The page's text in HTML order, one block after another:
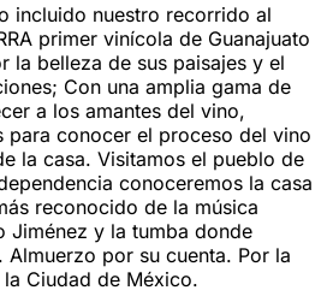
incluido nuestro recorrido al
primer vinícola de Guanajuato
la belleza de sus paisajes y el
Con una amplia gama de
a los amantes del vino,
para conocer el proceso del vino
la casa. Visitamos el pueblo de
conoceremos la casa
reconocido de la música
Jiménez y la tumba donde
Almuerzo por su cuenta. Por la
Ciudad de México.